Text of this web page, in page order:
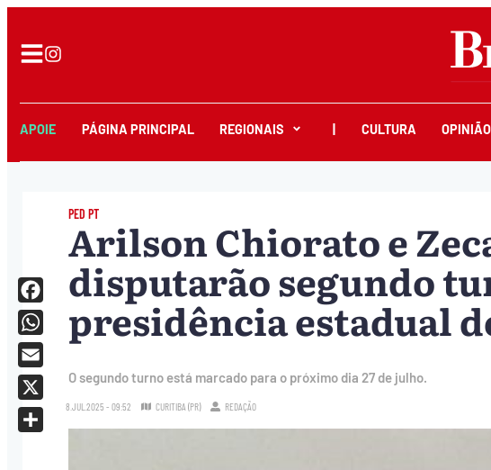
APOIE PÁGINA PRINCIPAL REGIONAIS CULTURA OPINIÃO
PED PT
Arilson Chiorato e
disputarão segundo
presidência estadual
O segundo turno está marcado para o próximo dia 27 de julho.
8.JUL.2025 - 09:52 CURITIBA (PR) REDAÇÃO
Facebook
WhatsApp
Email
X